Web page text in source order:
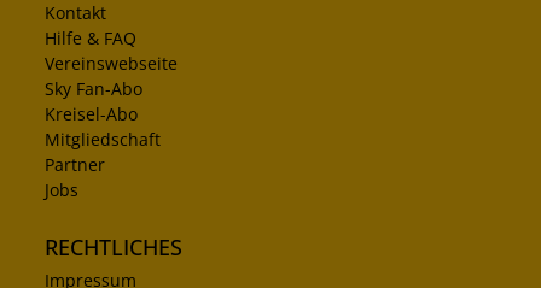
Kontakt
Hilfe & FAQ
Vereinswebseite
Sky Fan-Abo
Kreisel-Abo
Mitgliedschaft
Partner
Jobs
RECHTLICHES
Impressum